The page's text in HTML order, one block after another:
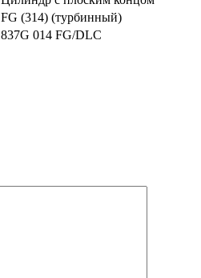
FG (314) (турбинный)
837G 014 FG/DLC